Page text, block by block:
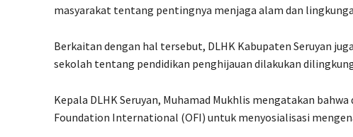
masyarakat tentang pentingnya menjaga alam dan
Berkaitan dengan hal tersebut, DLHK Kabupaten Seruyan
sekolah tentang pendidikan penghijauan dilakukan
Kepala DLHK Seruyan, Muhamad Mukhlis mengatakan
Foundation International (OFI) untuk menyosialisasi